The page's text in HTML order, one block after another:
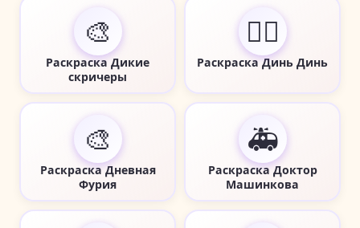
🎨
Раскраска Дикие
скричеры
🧚‍♀️
Раскраска Динь Динь
🎨
Раскраска Дневная
Фурия
🚑
Раскраска Доктор
Машинкова